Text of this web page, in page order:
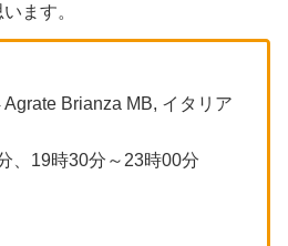
ます。
Brianza MB, イタリア
、19時30分～23時00分